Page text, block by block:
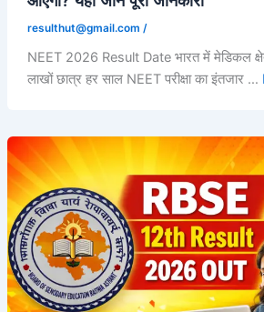
resulthut@gmail.com /
NEET 2026 Result Date भारत में मेडिकल
लाखों छात्र हर साल NEET परीक्षा का इंतजार …